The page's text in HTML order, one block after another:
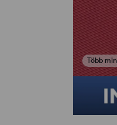
TöbbFotók